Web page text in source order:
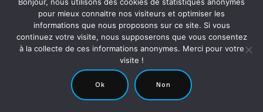
00 |Nous écrire
Situation et Plan d'accès
Retrouvez l'école Bill Evans Piano Academy sur les réseaux sociaux
© 2018 - 2022 Tous droits réservés Bill Evans Piano
Mentions Légales et CGU |Politique de confidentialité
pour mieux connaitre nos visiteurs et optimiser les
informations que nous proposons sur ce site. Si vous
continuez votre visite, nous supposerons que vous consentez
à la collecte de ces informations anonymes. Merci pour votre
visite !
Ok Non